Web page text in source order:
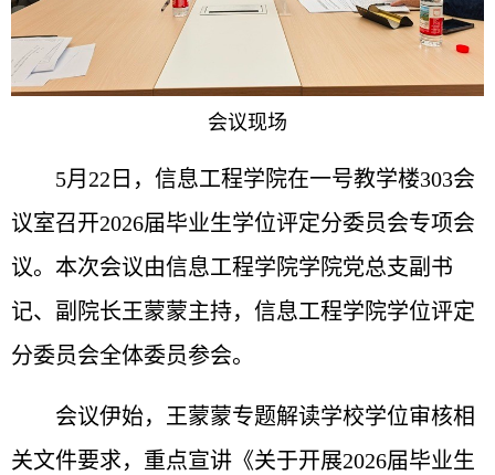
会议现场
5月 22 日，信息工程学院在一号教学楼303会
议室召开2026届毕业生学位评定分委员会专项会
议。本次会议由信息工程学院学院党总支副书
记、副院长王蒙蒙主持，信息工程学院学位评定
分委员会全体委员参会。
会议伊始，王蒙蒙专题解读学校学位审核相
关文件要求，重点宣讲《关于开展2026届毕业生